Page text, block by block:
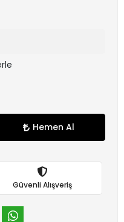
Hemen Al
Güvenli Alışveriş